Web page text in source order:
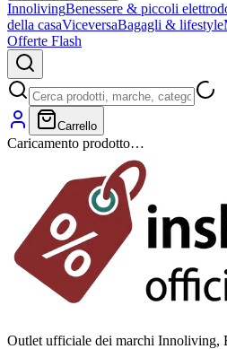
InnolivingBenessere & piccoli
della casaViceversaBagagli & lifestyle
Offerte Flash
Carrello
Caricamento prodotto…
Outlet ufficiale dei marchi Innoliving,